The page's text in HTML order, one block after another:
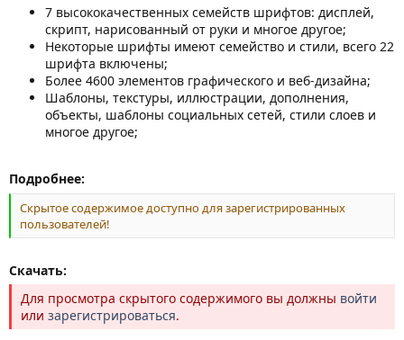
7 высококачественных семейств шрифтов: дисплей,
скрипт, нарисованный от руки и многое другое;
Некоторые шрифты имеют семейство и стили, всего 22
шрифта включены;
Более 4600 элементов графического и веб-дизайна;
Шаблоны, текстуры, иллюстрации, дополнения,
объекты, шаблоны социальных сетей, стили слоев и
многое другое;
Подробнее:
Скрытое содержимое доступно для зарегистрированных
пользователей!
Скачать:
Для просмотра скрытого содержимого вы должны войти
или зарегистрироваться.